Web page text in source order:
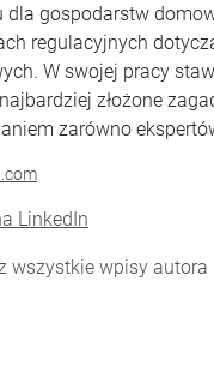
dla gospodarstw
regulacyjnych
W swojej pracy
złożone
zarówno
LinkedIn
wszystkie wpisy autora